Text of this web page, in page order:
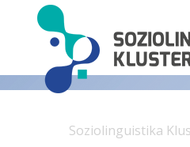
Soziolinguistika